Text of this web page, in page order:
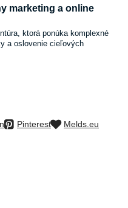
marketing a online
ktorá ponúka komplexné
a oslovenie cieľových
Pinterest
Melds.eu